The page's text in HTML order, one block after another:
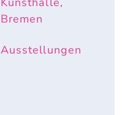
Bremen
Ausstellungen